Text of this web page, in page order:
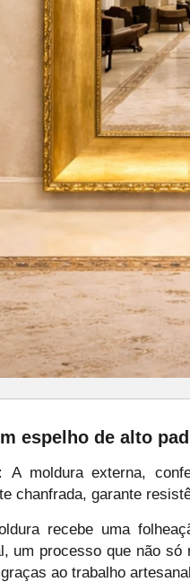
espelho de alto
A moldura externa,
chanfrada, garante
recebe uma
um processo que não
ao trabalho